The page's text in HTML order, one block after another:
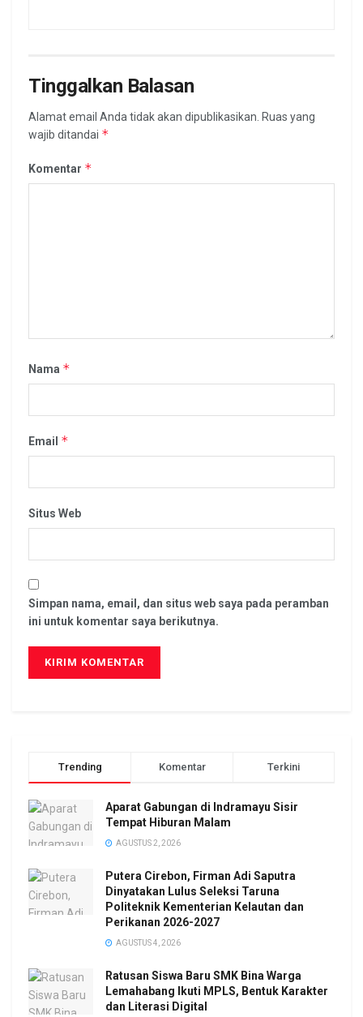
Tinggalkan Balasan
Alamat email Anda tidak akan dipublikasikan. Ruas yang
wajib ditandai *
Komentar *
Nama *
Email *
Situs Web
Simpan nama, email, dan situs web saya pada peramban
ini untuk komentar saya berikutnya.
Trending Komentar Terkini
Aparat Gabungan di Indramayu Sisir
Tempat Hiburan Malam
AGUSTUS 2, 2026
Putera Cirebon, Firman Adi Saputra
Dinyatakan Lulus Seleksi Taruna
Politeknik Kementerian Kelautan dan
Perikanan 2026-2027
AGUSTUS 4, 2026
Ratusan Siswa Baru SMK Bina Warga
Lemahabang Ikuti MPLS, Bentuk Karakter
dan Literasi Digital